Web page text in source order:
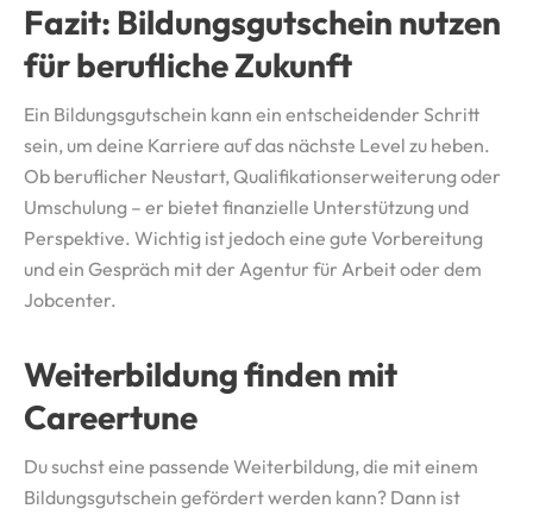
Fazit: Bildungsgutschein nutzen
für berufliche Zukunft
Ein Bildungsgutschein kann ein entscheidender Schritt
sein, um deine Karriere auf das nächste Level zu heben.
Ob beruflicher Neustart, Qualifikationserweiterung oder
Umschulung – er bietet finanzielle Unterstützung und
Perspektive. Wichtig ist jedoch eine gute Vorbereitung
und ein Gespräch mit der Agentur für Arbeit oder dem
Jobcenter.
Weiterbildung finden mit
Careertune
Du suchst eine passende Weiterbildung, die mit einem
Bildungsgutschein gefördert werden kann? Dann ist